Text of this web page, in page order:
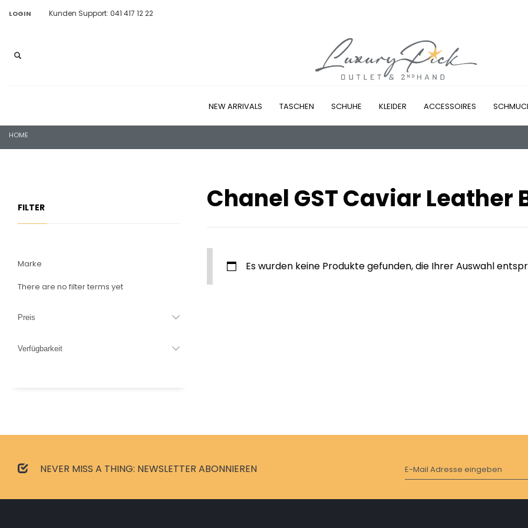
LOGIN Kunden Support: 041 417 12 22
NEW ARRIVALS TASCHEN SCHUHE KLEIDER ACCESSOIRES
HOME
Chanel GST Caviar Leather
Es wurden keine Produkte gefunden, die Ihrer Auswahl
FILTER
Marke
There are no filter terms yet
Preis
Verfügbarkeit
NEVER MISS A THING: NEWSLETTER ABONNIEREN E-Mail Adresse eingeben